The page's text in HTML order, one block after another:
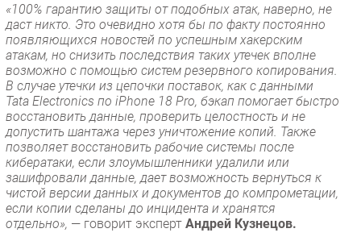
«100% гарантию защиты от подобных атак, наверно, не
даст никто. Это очевидно хотя бы по факту постоянно
появляющихся новостей по успешным хакерским
атакам, но снизить последствия таких утечек вполне
возможно с помощью систем резервного копирования.
В случае утечки из цепочки поставок, как с данными
Tata Electronics по iPhone 18 Pro, бэкап помогает быстро
восстановить данные, проверить целостность и не
допустить шантажа через уничтожение копий. Также
позволяет восстановить рабочие системы после
кибератаки, если злоумышленники удалили или
зашифровали данные, дает возможность вернуться к
чистой версии данных и документов до компрометации,
если копии сделаны до инцидента и хранятся
отдельно», — говорит эксперт Андрей Кузнецов.